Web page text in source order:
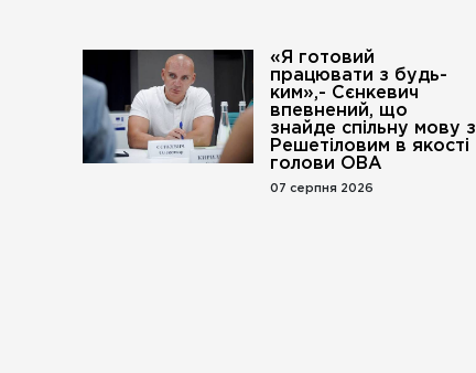
«Я готовий
працювати з будь-
ким»,- Сєнкевич
впевнений, що
знайде спільну мову з
Решетіловим в якості
голови ОВА
07 серпня 2026